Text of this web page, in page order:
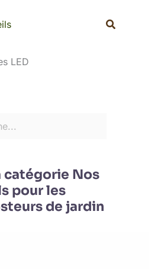
LED
catégorie Nos
pour les
de jardin